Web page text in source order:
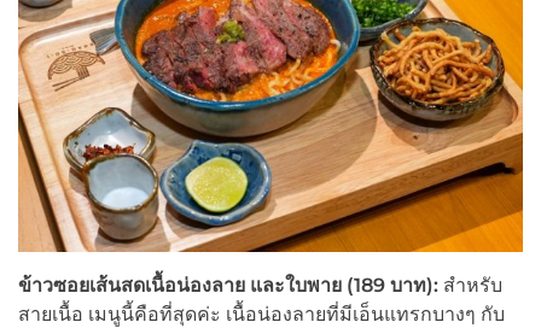
ข้าวซอยเส้นสดเนื้อน่องลาย และใบพาย (189 บาท): สำหรับ
สายเนื้อ เมนูนี้คือที่สุดค่ะ เนื้อน่องลายที่มีเอ็นแทรกบางๆ กับ